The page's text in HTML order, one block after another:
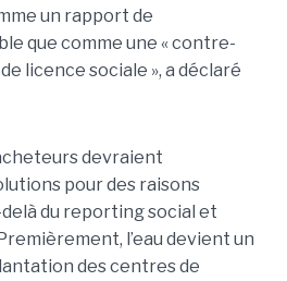
un rapport de
que comme une « contre-
licence sociale », a déclaré
devraient
pour des raisons
du reporting social et
l’eau devient un
des centres de